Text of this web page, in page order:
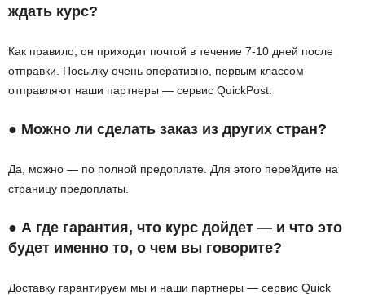
ждать курс?
Как правило, он приходит почтой в течение 7-10 дней после
отправки. Посылку очень оперативно, первым классом
отправляют наши партнеры — сервис QuickPost.
● Можно ли сделать заказ из других стран?
Да, можно — по полной предоплате. Для этого перейдите на
страницу предоплаты.
● А где гарантия, что курс дойдет — и что это
будет именно то, о чем вы говорите?
Доставку гарантируем мы и наши партнеры — сервис Quick